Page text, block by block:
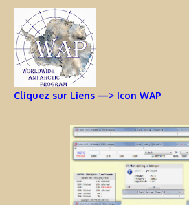
Cliquez sur Liens —> Icon WAP